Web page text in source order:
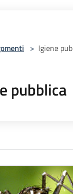
> Igiene
pubblica